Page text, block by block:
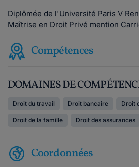
Diplômée de l'Université Paris V
Maîtrise en Droit Privé mention
Compétences
DOMAINES DE
Droit du travail Droit bancaire Droit
Droit de la famille Droit des assurances
Coordonnées